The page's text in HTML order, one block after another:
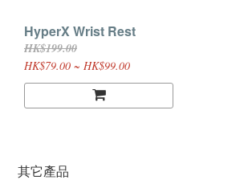
HyperX Wrist Rest
HK$199.00
HK$79.00 ~ HK$99.00
其它產品